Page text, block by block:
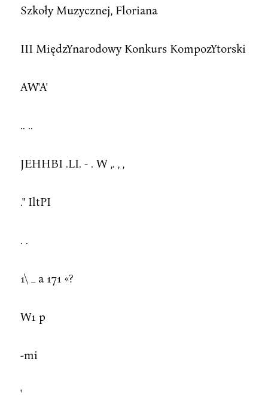
Szkoły Muzycznej, Floriana
III MiędzYnarodowy Konkurs KompozYtorski
AW'A'
JEHHBI .LI. - . W ,. , ,
." IltPI
1\ _ a 171 «?
W1 p
-mi